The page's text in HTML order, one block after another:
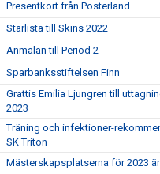
Presentkort från Posterland
Starlista till Skins 2022
Anmälan till Period 2
Sparbanksstiftelsen Finn
Grattis Emilia Ljungren till
2023
Träning och infektioner-
SK Triton
Mästerskapsplatserna för 2023